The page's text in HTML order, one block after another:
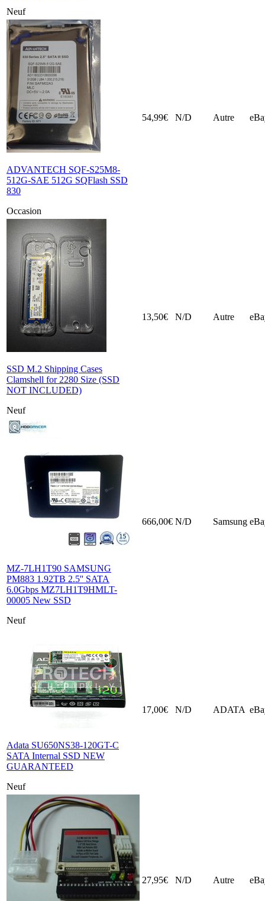
Neuf
ADVANTECH SQF-S25M8-
512G-SAE 512G SQFlash SSD
830
Occasion
54,99€ N/D Autre
SSD M.2 Shipping Cases
Clamshell for 2280 Size (SSD
NOT INCLUDED)
Neuf
13,50€ N/D Autre
MZ-7LH1T90 SAMSUNG
PM883 1.92TB 2.5'' SATA
6.0Gbps MZ7LH1T9HMLT-
00005 New SSD
Neuf
666,00€ N/D Samsung
Adata SU650NS38-120GT-C
SATA Internal SSD NEW
GUARANTEED
Neuf
17,00€ N/D ADATA
27,95€ N/D Autre